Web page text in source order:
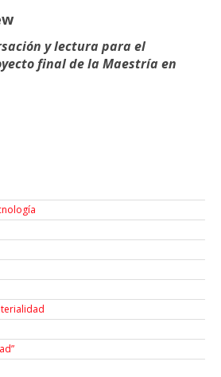
y lectura para el
final de la Maestría en